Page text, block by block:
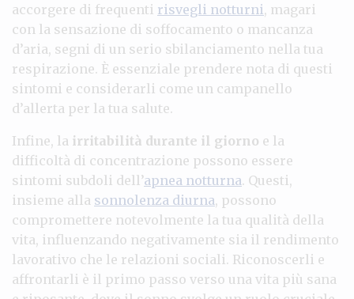
accorgere di frequenti risvegli notturni, magari
con la sensazione di soffocamento o mancanza
d’aria, segni di un serio sbilanciamento nella tua
respirazione. È essenziale prendere nota di questi
sintomi e considerarli come un campanello
d’allerta per la tua salute.
Infine, la irritabilità durante il giorno e la
difficoltà di concentrazione possono essere
sintomi subdoli dell’apnea notturna. Questi,
insieme alla sonnolenza diurna, possono
compromettere notevolmente la tua qualità della
vita, influenzando negativamente sia il rendimento
lavorativo che le relazioni sociali. Riconoscerli e
affrontarli è il primo passo verso una vita più sana